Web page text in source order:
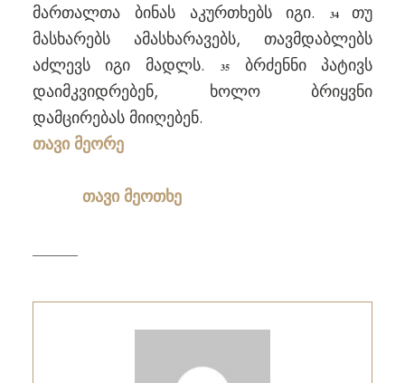
მართალთა ბინას აკურთხებს იგი.34თუ
მასხარებს ამასხარავებს, თავმდაბლებს
აძლევს იგი მადლს.
35ბრძენნი პატივს
დაიმკვიდრებენ, ხოლო ბრიყვნი
დამცირებას მიიღებენ.
თავი მეორე
თავი მეოთხე